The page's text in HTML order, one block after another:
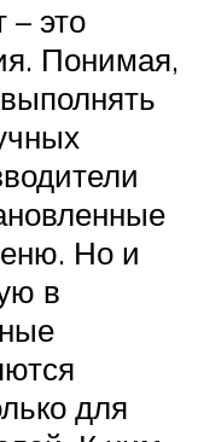
это
Понимая,
Но и
в
для